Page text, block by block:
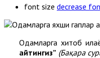
font size decrease
Одамларга хитоб
айтингиз” (Бақара